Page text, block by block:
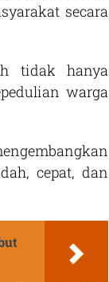
secara
tidak hanya
warga
cepat, dan